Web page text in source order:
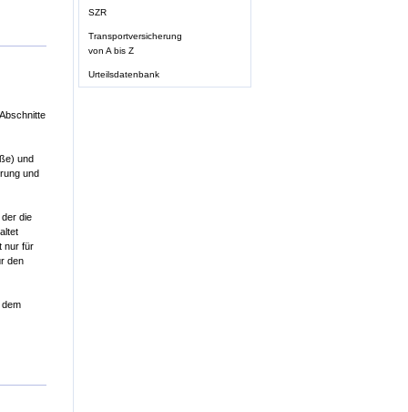
und
und
die
nur für
den
SZR
Transportversicherung
von A bis Z
Urteilsdatenbank